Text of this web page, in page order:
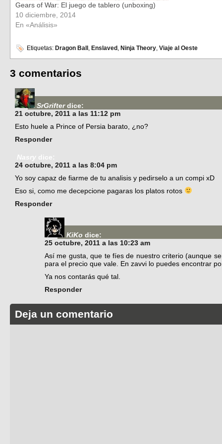
Gears of War: El juego de tablero (unboxing)
10 diciembre, 2014
En «Análisis»
Etiquetas: Dragon Ball , Enslaved , Ninja Theory, Viaje al Oeste
3 comentarios
SrGrifter dice:
21 octubre, 2011 a las 11:12 pm
Esto huele a Prince of Persia barato, ¿no?
Responder
Nasry dice:
24 octubre, 2011 a las 8:04 pm
Yo soy capaz de fiarme de tu analisis y pedirselo a un compi xD
Eso si, como me decepcione pagaras los platos rotos
Responder
KiKo dice:
25 octubre, 2011 a las 10:23 am
Así me gusta, que te fíes de nuestro criterio (aunque
para el precio que vale. En zavvi lo puedes encontrar
Ya nos contarás qué tal.
Responder
Deja un comentario